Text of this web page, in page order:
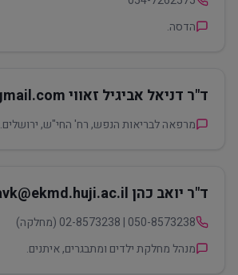
הדסה.
ד"ר דניאל אביגיל זאווי avizaoui@gmail.com
מרפאה לבריאות הנפש, רח' החי"ש, ירושלים.
ד"ר יואב כהן yoavk@ekmd.huji.ac.il
050-8573238 | 02-8573238 (מחלקה)
מנהל מחלקת ילדים ומתבגרים, איתנים.